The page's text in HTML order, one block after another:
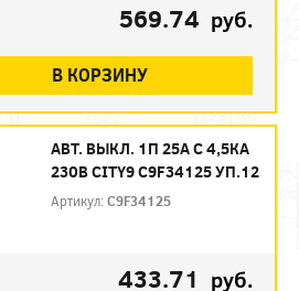
569.74 руб.
В КОРЗИНУ
АВТ. ВЫКЛ. 1П 25А С 4,5КА
230В CITY9 C9F34125 УП.12
Артикул:C9F34125
433.71 руб.